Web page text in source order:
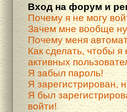
Вход на форум и
Почему я не могу
Зачем мне вообще
Почему меня
Как сделать, чтобы я
активных
Я забыл пароль!
Я зарегистрирован,
Я был
войти!